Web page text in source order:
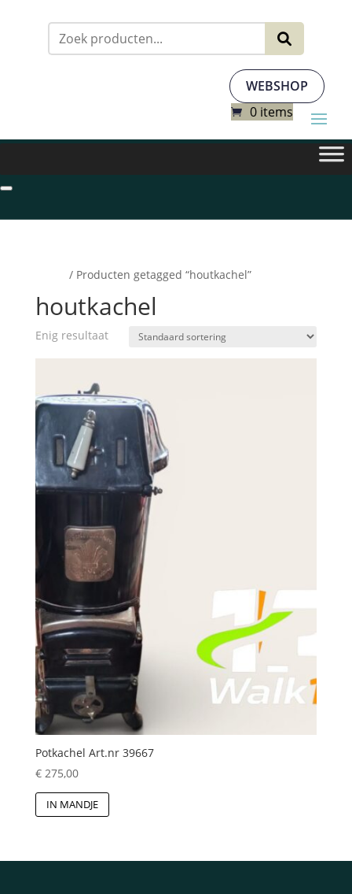
WEBSHOP
0 items
/ Producten getagged “houtkachel”
houtkachel
Enig resultaat
Potkachel Art.nr 39667
€275,00
IN MANDJE